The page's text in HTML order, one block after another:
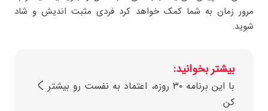
مرور زمان به شما کمک خواهد کرد فردی مثبت اندیش و شاد
شوید.
بیشتر بخوانید:
با این برنامه ۳۰ روزه، اعتماد به نفست رو بیشتر
کن